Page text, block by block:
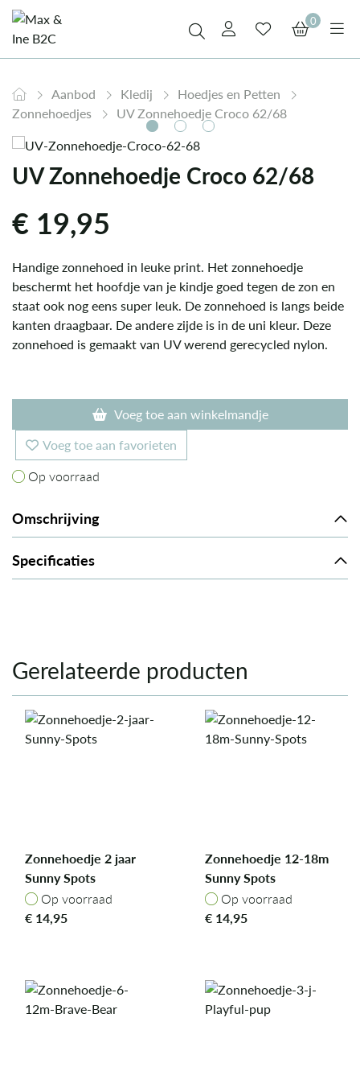
0
Aanbod Kledij
Hoedjes en Petten
Zonnehoedjes
UV Zonnehoedje Croco 62/68
UV Zonnehoedje Croco 62/68
€ 19,95
Handige zonnehoed in leuke print. Het zonnehoedje
beschermt het hoofdje van je kindje goed tegen de zon en
staat ook nog eens super leuk. De zonnehoed is langs beide
kanten draagbaar. De andere zijde is in de uni kleur. Deze
zonnehoed is gemaakt van UV werend gerecycled nylon.
Voeg toe aan winkelmandje
Voeg toe aan favorieten
Op voorraad
Op voorraad
Omschrijving
Specificaties
Gerelateerde producten
Zonnehoedje 2 jaar
Sunny Spots
Op voorraad
Op voorraad
€ 14,95
Zonnehoedje 12-18m
Sunny Spots
Op voorraad
Op voorraad
€ 14,95